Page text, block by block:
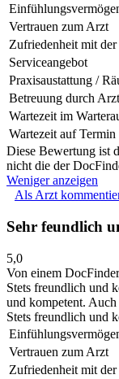
Vertrauen zum Arzt
Zufriedenheit mit
Serviceangebot
Praxisaustattung /
Betreuung durch
Wartezeit im
Wartezeit auf Termin
Diese Bewertung ist
nicht die der
Weniger anzeigen
Als Arzt
Sehr feundlich
5,0
Von einem
Stets freundlich und
und kompetent.
Stets freundlich und
Vertrauen zum Arzt
Zufriedenheit mit